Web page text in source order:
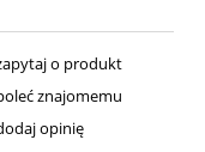
o produkt
znajomemu
opinię